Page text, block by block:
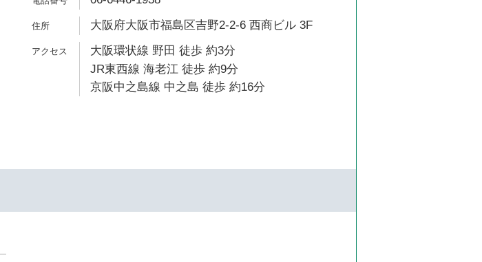
大阪府大阪市福島区吉野2-2-6 西商ビル 3F
大阪環状線 野田 徒歩 約3分
JR東西線 海老江 徒歩 約9分
京阪中之島線 中之島 徒歩 約16分